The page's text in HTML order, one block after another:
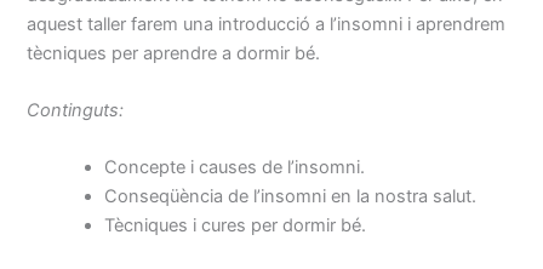
aquest taller farem una introducció a l’insomni i aprendrem
tècniques per aprendre a dormir bé.
Continguts:
Concepte i causes de l’insomni.
Conseqüència de l’insomni en la nostra salut.
Tècniques i cures per dormir bé.